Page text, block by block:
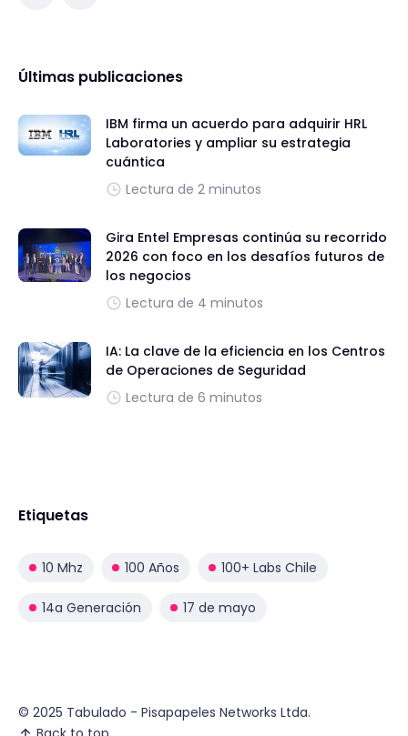
Últimas publicaciones
IBM firma un acuerdo para adquirir HRL
Laboratories y ampliar su estrategia
cuántica
Lectura de 2 minutos
Gira Entel Empresas continúa su recorrido
2026 con foco en los desafíos futuros de
los negocios
Lectura de 4 minutos
IA: La clave de la eficiencia en los Centros
de Operaciones de Seguridad
Lectura de 6 minutos
Etiquetas
10 Mhz 100 Años 100+ Labs Chile
14a Generación 17 de mayo
© 2025 Tabulado - Pisapapeles Networks Ltda.